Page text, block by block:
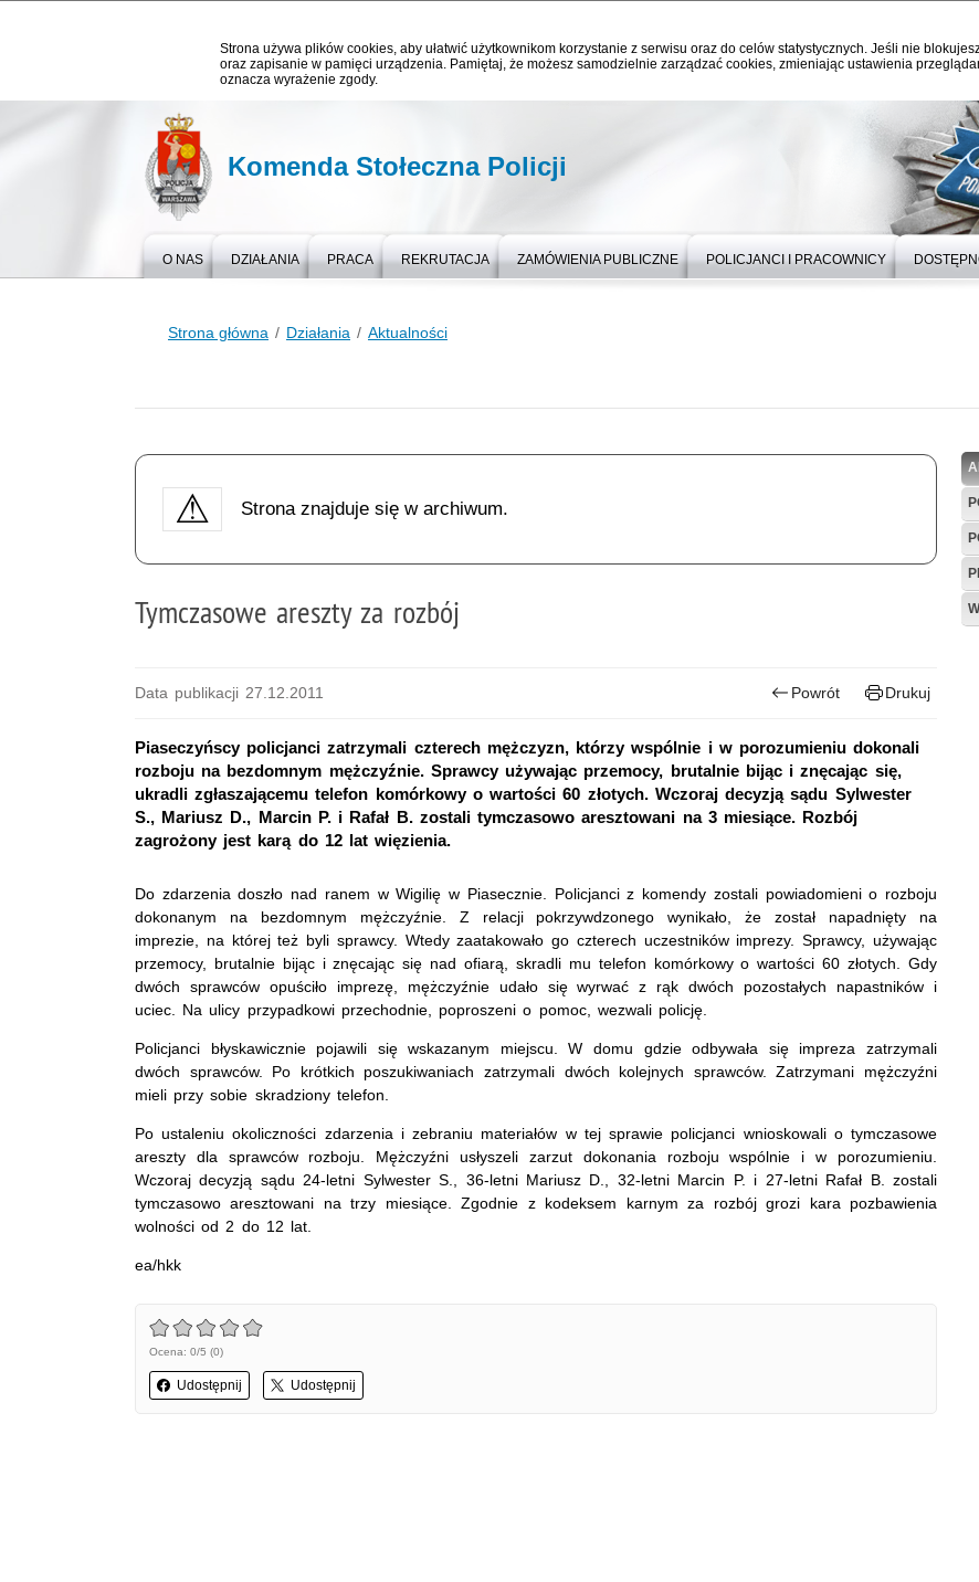
Strona używa plików cookies, aby ułatwić użytkownikom korzystanie z serwisu oraz do celów statystycznych. Jeśli nie
oraz zapisanie w pamięci urządzenia. Pamiętaj, że możesz samodzielnie zarządzać cookies, zmieniając ustawienia
oznacza wyrażenie zgody.
Komenda Stołeczna Policji
O NAS DZIAŁANIA PRACA REKRUTACJA ZAMÓWIENIA PUBLICZNE POLICJANCI I PRACOWNICY
Strona główna Działania Aktualności
Strona znajduje się w archiwum.
Tymczasowe areszty za rozbój
Data publikacji 27.12.2011 Powrót Drukuj
Piaseczyńscy policjanci zatrzymali czterech mężczyzn, którzy wspólnie i w porozumieniu dokonali
rozboju na bezdomnym mężczyźnie. Sprawcy używając przemocy, brutalnie bijąc i znęcając się,
ukradli zgłaszającemu telefon komórkowy o wartości 60 złotych. Wczoraj decyzją sądu Sylwester
S., Mariusz D., Marcin P. i Rafał B. zostali tymczasowo aresztowani na 3 miesiące. Rozbój
zagrożony jest karą do 12 lat więzienia.
Do zdarzenia doszło nad ranem w Wigilię w Piasecznie. Policjanci z komendy zostali powiadomieni o rozboju
dokonanym na bezdomnym mężczyźnie. Z relacji pokrzywdzonego wynikało, że został napadnięty na
imprezie, na której też byli sprawcy. Wtedy zaatakowało go czterech uczestników imprezy. Sprawcy, używając
przemocy, brutalnie bijąc i znęcając się nad ofiarą, skradli mu telefon komórkowy o wartości 60 złotych. Gdy
dwóch sprawców opuściło imprezę, mężczyźnie udało się wyrwać z rąk dwóch pozostałych napastników i
uciec. Na ulicy przypadkowi przechodnie, poproszeni o pomoc, wezwali policję.
Policjanci błyskawicznie pojawili się wskazanym miejscu. W domu gdzie odbywała się impreza zatrzymali
dwóch sprawców. Po krótkich poszukiwaniach zatrzymali dwóch kolejnych sprawców. Zatrzymani mężczyźni
mieli przy sobie skradziony telefon.
Po ustaleniu okoliczności zdarzenia i zebraniu materiałów w tej sprawie policjanci wnioskowali o tymczasowe
areszty dla sprawców rozboju. Mężczyźni usłyszeli zarzut dokonania rozboju wspólnie i w porozumieniu.
Wczoraj decyzją sądu 24-letni Sylwester S., 36-letni Mariusz D., 32-letni Marcin P. i 27-letni Rafał B. zostali
tymczasowo aresztowani na trzy miesiące. Zgodnie z kodeksem karnym za rozbój grozi kara pozbawienia
wolności od 2 do 12 lat.
ea/hkk
Ocena: 0/5 (0)
Udostępnij Udostępnij